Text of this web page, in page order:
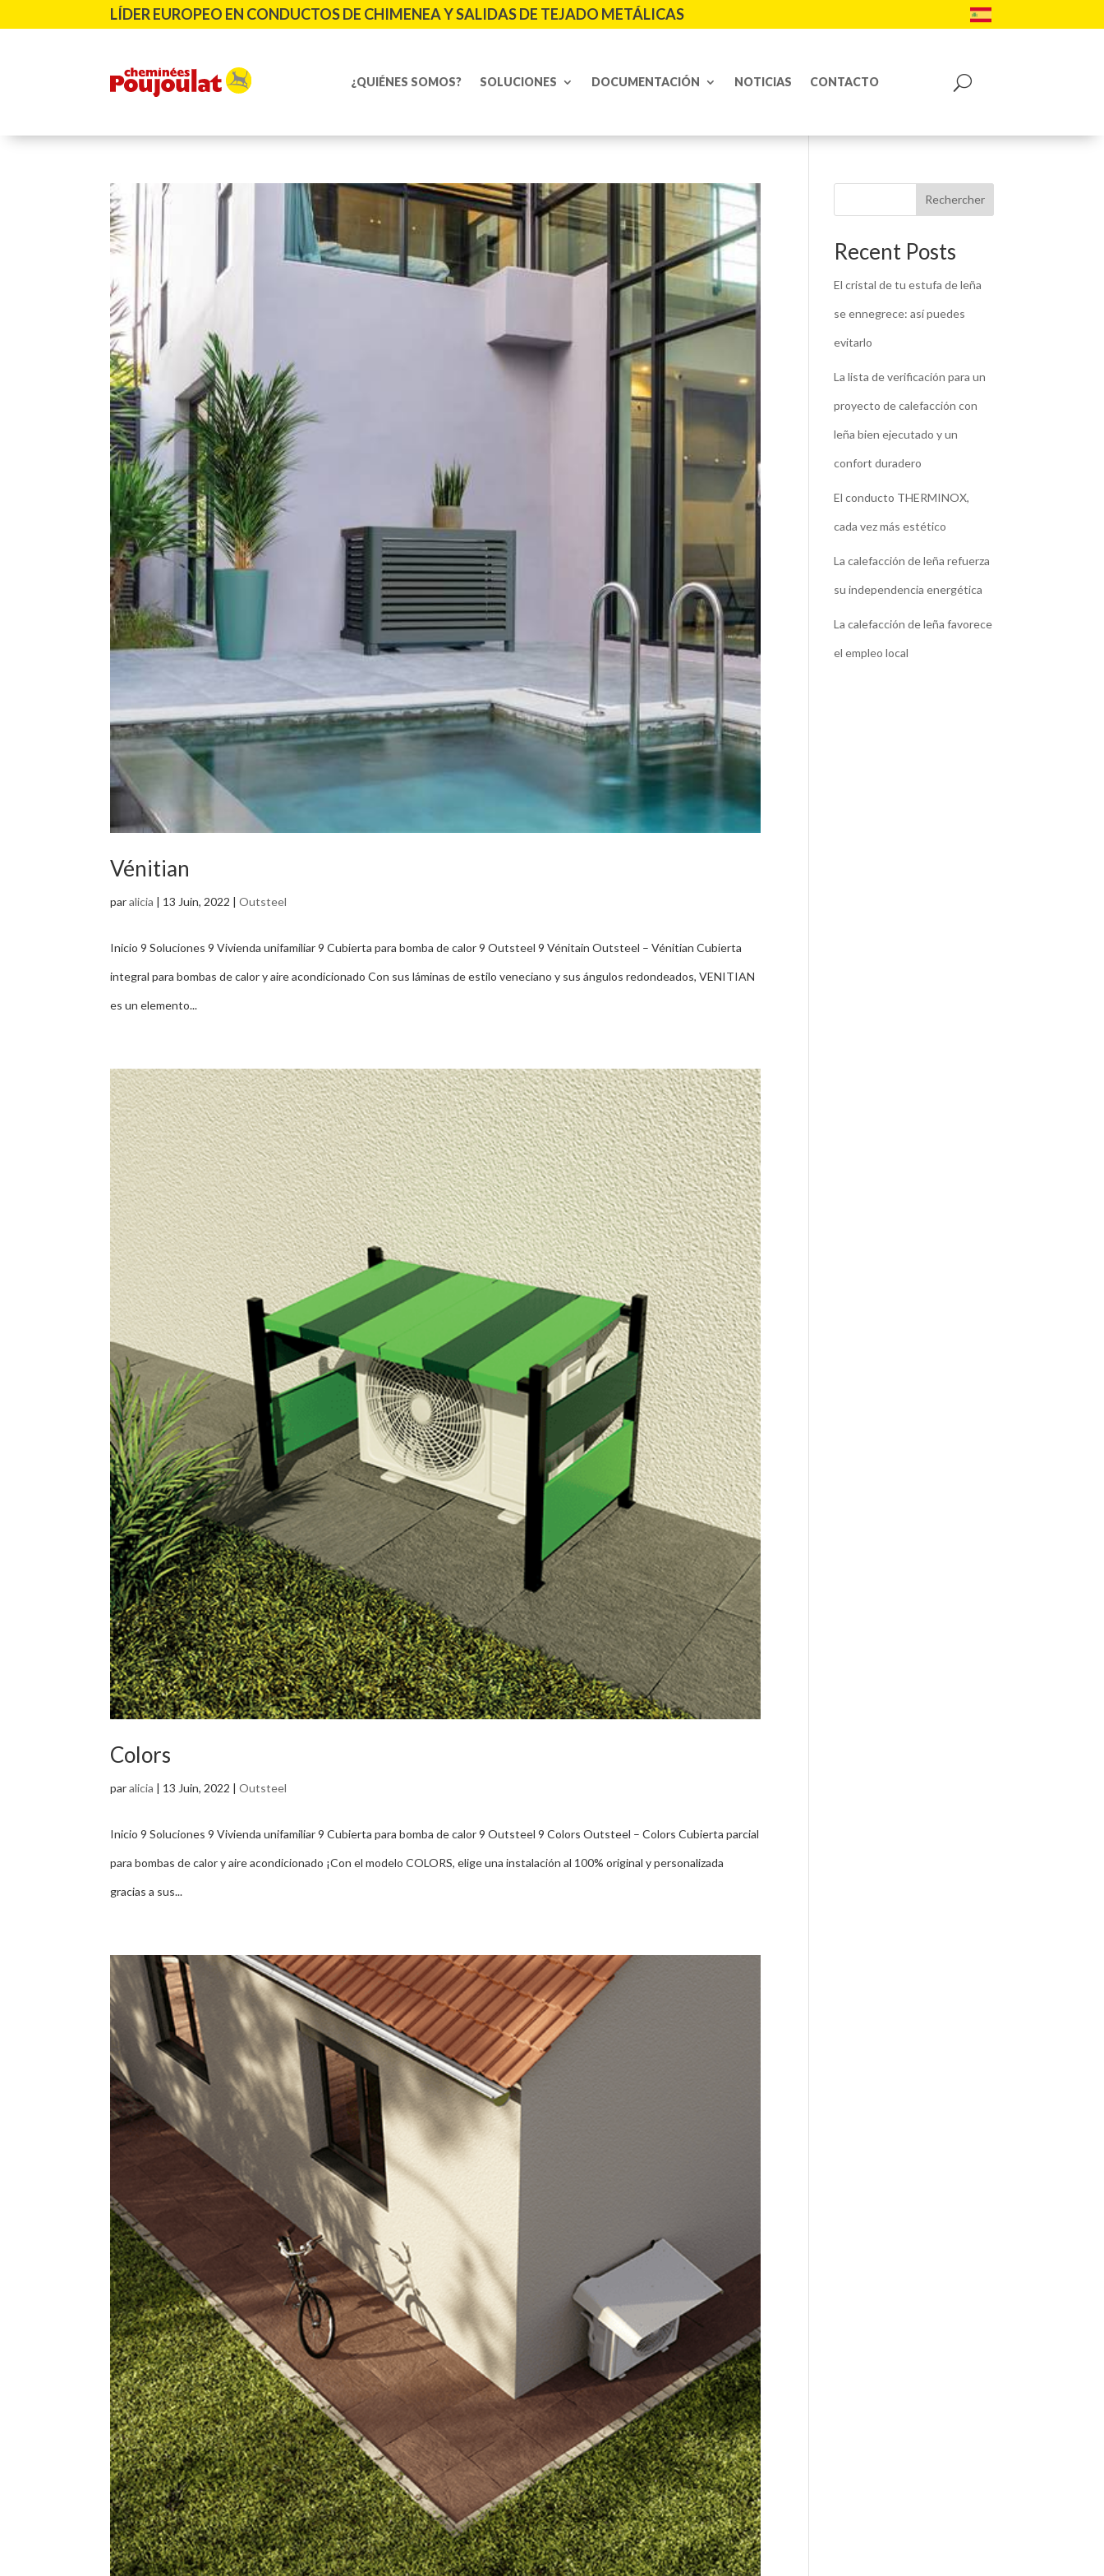
LÍDER EUROPEO EN CONDUCTOS DE CHIMENEA Y SALIDAS DE TEJADO METÁLICAS
¿QUIÉNES SOMOS? SOLUCIONES DOCUMENTACIÓN NOTICIAS CONTACTO
Vénitian
paralicia | 13 Juin, 2022 |Outsteel
Inicio 9 Soluciones 9 Vivienda unifamiliar 9 Cubierta para bomba de calor 9 Outsteel 9 Vénitain Outsteel – Vénitian Cubierta
integral para bombas de calor y aire acondicionado Con sus láminas de estilo veneciano y sus ángulos redondeados, VENITIAN
es un elemento...
Colors
paralicia | 13 Juin, 2022 |Outsteel
Inicio 9 Soluciones 9 Vivienda unifamiliar 9 Cubierta para bomba de calor 9 Outsteel 9 Colors Outsteel – Colors Cubierta parcial
para bombas de calor y aire acondicionado ¡Con el modelo COLORS, elige una instalación al 100% original y personalizada
gracias a sus...
Rechercher
Recent Posts
El cristal de tu estufa de leña
se ennegrece: así puedes
evitarlo
La lista de verificación para un
proyecto de calefacción con
leña bien ejecutado y un
confort duradero
El conducto THERMINOX,
cada vez más estético
La calefacción de leña refuerza
su independencia energética
La calefacción de leña favorece
el empleo local